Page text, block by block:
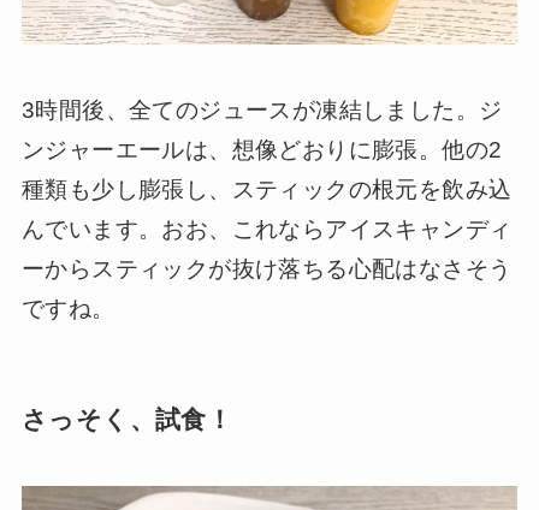
3時間後、全てのジュースが凍結しました。ジ
ンジャーエールは、想像どおりに膨張。他の2
種類も少し膨張し、スティックの根元を飲み込
んでいます。おお、これならアイスキャンディ
ーからスティックが抜け落ちる心配はなさそう
ですね。
さっそく、試食！